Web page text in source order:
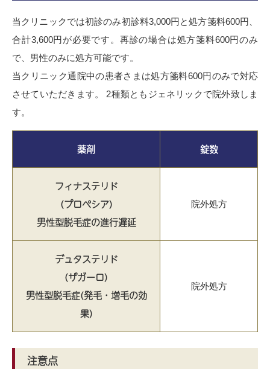
当クリニックでは初診のみ初診料3,000円と処方箋料600円、
合計3,600円が必要です。再診の場合は処方箋料600円のみ
で、男性のみに処方可能です。
当クリニック通院中の患者さまは処方箋料600円のみで対応
させていただきます。 2種類ともジェネリックで院外致しま
す。
薬剤 錠数
フィナステリド
(プロペシア)
男性型脱毛症の進行遅延
院外処方
デュタステリド
(ザガーロ)
男性型脱毛症(発毛・増毛の効
果)
院外処方
注意点